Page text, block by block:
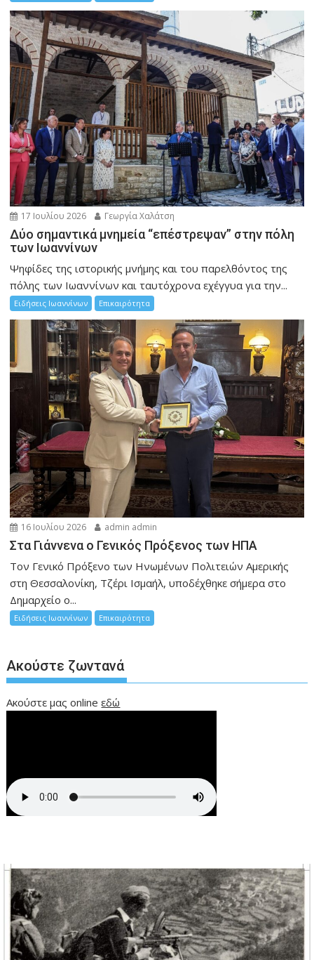
17 Ιουλίου 2026 Γεωργία Χαλάτση
Δύο σημαντικά μνημεία “επέστρεψαν” στην πόλη
των Ιωαννίνων
Ψηφίδες της ιστορικής μνήμης και του παρελθόντος της
πόλης των Ιωαννίνων και ταυτόχρονα εχέγγυα για την...
Ειδήσεις Ιωαννίνων Επικαιρότητα
16 Ιουλίου 2026 admin admin
Στα Γιάννενα ο Γενικός Πρόξενος των ΗΠΑ
Τον Γενικό Πρόξενο των Ηνωμένων Πολιτειών Αμερικής
στη Θεσσαλονίκη, Τζέρι Ισμαήλ, υποδέχθηκε σήμερα στο
Δημαρχείο ο...
Ειδήσεις Ιωαννίνων Επικαιρότητα
Ακούστε ζωντανά
Ακούστε μας onlineεδώ